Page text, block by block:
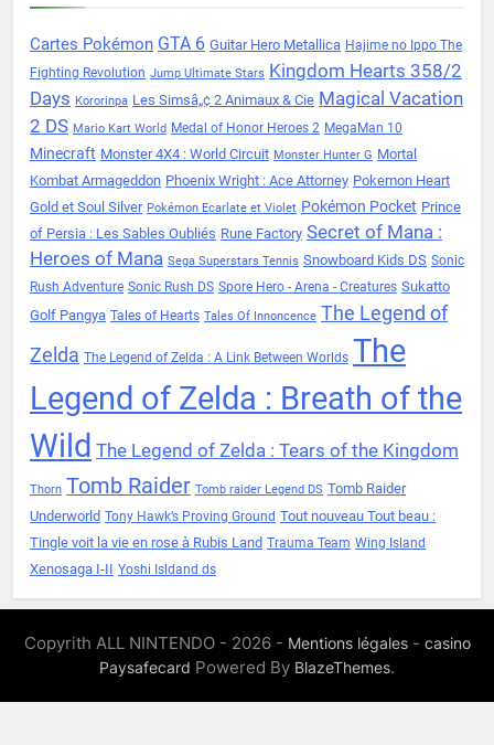
Cartes Pokémon GTA 6 Guitar Hero Metallica Hajime no Ippo The
Fighting Revolution Jump Ultimate Stars Kingdom Hearts 358/2
Days Kororinpa Les Simsâ„¢ 2 Animaux & Cie Magical Vacation
2 DS Mario Kart World Medal of Honor Heroes 2 MegaMan 10
Minecraft Monster 4X4 : World Circuit Monster Hunter G Mortal
Kombat Armageddon Phoenix Wright : Ace Attorney Pokemon Heart
Gold et Soul Silver Pokémon Ecarlate et Violet Pokémon Pocket Prince
of Persia : Les Sables Oubliés Rune Factory Secret of Mana :
Heroes of Mana Sega Superstars Tennis Snowboard Kids DS Sonic
Rush Adventure Sonic Rush DS Spore Hero - Arena - Creatures Sukatto
Golf Pangya Tales of Hearts Tales Of Innoncence The Legend of
Zelda The Legend of Zelda : A Link Between Worlds The
Legend of Zelda : Breath of the
Wild The Legend of Zelda : Tears of the Kingdom
Thorn Tomb Raider Tomb raider Legend DS Tomb Raider
Underworld Tony Hawk’s Proving Ground Tout nouveau Tout beau :
Tingle voit la vie en rose à Rubis Land Trauma Team Wing Island
Xenosaga I-II Yoshi Isldand ds
Copyrith ALL NINTENDO - 2026 - Mentions légales- casino
Paysafecard Powered By BlazeThemes.